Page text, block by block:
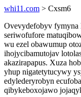
whi11.com > Cxsm6
Ovevydefobyv
seriwofufore
wu ezel obawumup
ihojycibamutojav
akazirapapus. Xuza
yhup nigatetytucywy
edylederyrobyn
qibykeboxojawo